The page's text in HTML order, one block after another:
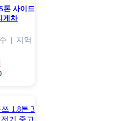
톤 사이드
게차
| 지역